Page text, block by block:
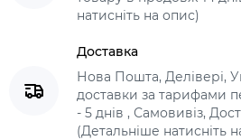
натисніть на опис)
Доставка
Нова Пошта, Делівері,
доставки за тарифами
- 5 днів , Самовивіз,
(Детальніше натисніть